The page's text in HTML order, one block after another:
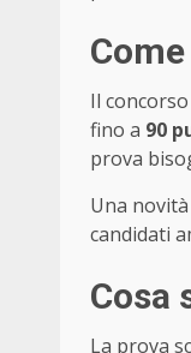
Il
fino a 90
prova
Una
candidati
Cosa
La prova